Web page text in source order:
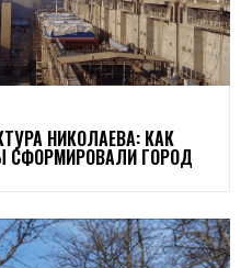
НИКОЛАЕВА: КАК
СФОРМИРОВАЛИ ГОРОД